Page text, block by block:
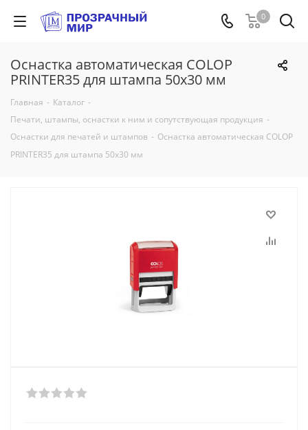
0
Оснастка автоматическая COLOP
PRINTER35 для штампа 50х30 мм
Главная - Каталог -
Печати, штампы, оснастки к ним и сопутствующая продукция -
Оснастки для печатей и штампов - Оснастка автоматическая COLOP
PRINTER35 для штампа 50х30 мм